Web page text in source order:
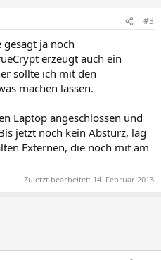
#3
ja noch
erzeugt auch ein
sollte ich mit den
machen lassen.
Laptop angeschlossen und
jetzt noch kein Absturz, lag
Externen, die noch mit am
Zuletzt bearbeitet: 14. Februar 2013